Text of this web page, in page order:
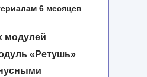
6 месяцев
«Ретушь»
модулей